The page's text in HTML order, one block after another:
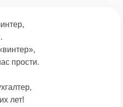
прости.
лет!